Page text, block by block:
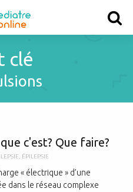
clé
c'est? Que faire?
ÉPILEPSIE
« électrique » d’une
dans le réseau complexe